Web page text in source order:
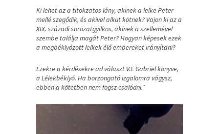
Ki lehet az a titokzatos lány, akinek a lelke Peter
mellé szegődik, és akivel alkut kötnek? Vajon ki az a
XIX. századi sorozatgyilkos, akinek a szellemével
szembe találja magát Peter? Hogyan képesek ezek
a megbéklyózott lelkek élő embereket irányítani?
Ezekre a kérdésekre ad választ V.E Gabriel könyve,
a Lélekbéklyó. Ha borzongató izgalomra vágysz,
ebben a kötetben nem fogsz csalódni.”